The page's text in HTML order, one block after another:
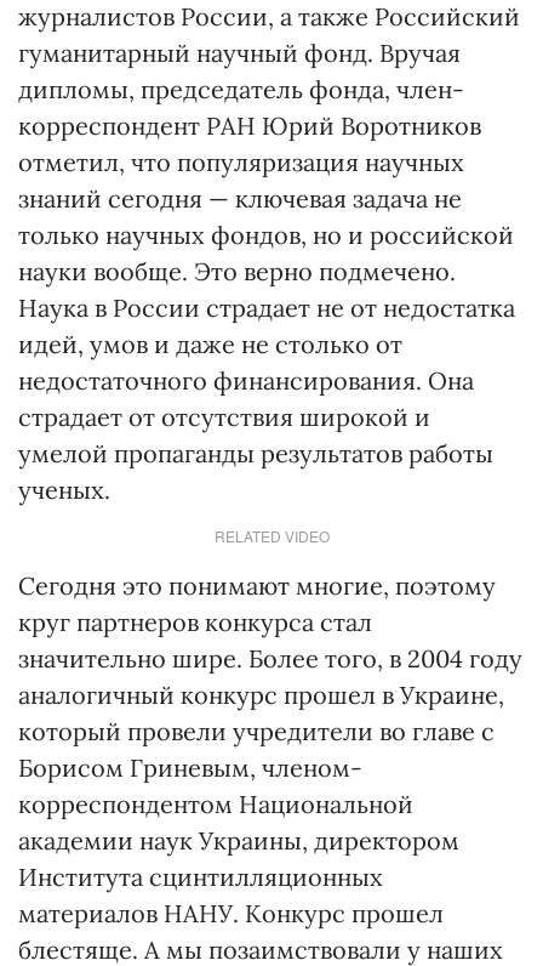
журналистов России, а также Российский
гуманитарный научный фонд. Вручая
дипломы, председатель фонда, член-
корреспондент РАН Юрий Воротников
отметил, что популяризация научных
знаний сегодня — ключевая задача не
только научных фондов, но и российской
науки вообще. Это верно подмечено.
Наука в России страдает не от недостатка
идей, умов и даже не столько от
недостаточного финансирования. Она
страдает от отсутствия широкой и
умелой пропаганды результатов работы
ученых.
RELATED VIDEO
Сегодня это понимают многие, поэтому
круг партнеров конкурса стал
значительно шире. Более того, в 2004 году
аналогичный конкурс прошел в Украине,
который провели учредители во главе с
Борисом Гриневым, членом-
корреспондентом Национальной
академии наук Украины, директором
Института сцинтилляционных
материалов НАНУ. Конкурс прошел
блестяще. А мы позаимствовали у наших